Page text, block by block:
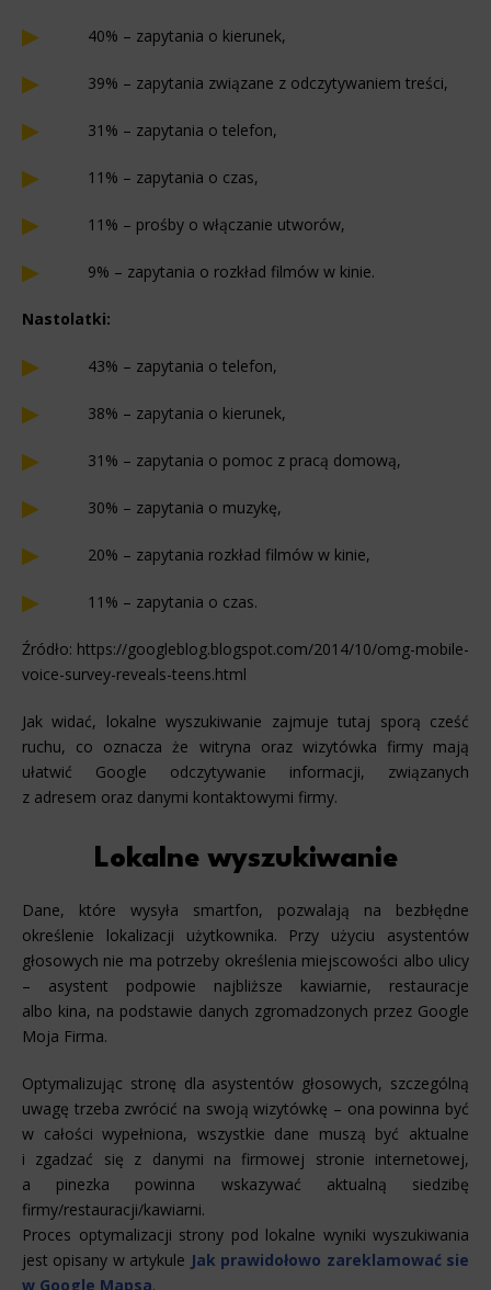
40% – zapytania o kierunek,
39% – zapytania związane z odczytywaniem treści,
31% – zapytania o telefon,
11% – zapytania o czas,
11% – prośby o włączanie utworów,
9% – zapytania o rozkład filmów w kinie.
Nastolatki:
43% – zapytania o telefon,
38% – zapytania o kierunek,
31% – zapytania o pomoc z pracą domową,
30% – zapytania o muzykę,
20% – zapytania rozkład filmów w kinie,
11% – zapytania o czas.
Źródło: https://googleblog.blogspot.com/2014/10/omg-mobile-
voice-survey-reveals-teens.html
Jak widać, lokalne wyszukiwanie zajmuje tutaj sporą cześć
ruchu, co oznacza że witryna oraz wizytówka firmy mają
ułatwić Google odczytywanie informacji, związanych
z adresem oraz danymi kontaktowymi firmy.
Lokalne wyszukiwanie
Dane, które wysyła smartfon, pozwalają na bezbłędne
określenie lokalizacji użytkownika. Przy użyciu asystentów
głosowych nie ma potrzeby określenia miejscowości albo ulicy
– asystent podpowie najbliższe kawiarnie, restauracje
albo kina, na podstawie danych zgromadzonych przez Google
Moja Firma.
Optymalizując stronę dla asystentów głosowych, szczególną
uwagę trzeba zwrócić na swoją wizytówkę – ona powinna być
w całości wypełniona, wszystkie dane muszą być aktualne
i zgadzać się z danymi na firmowej stronie internetowej,
a pinezka powinna wskazywać aktualną siedzibę
firmy/restauracji/kawiarni.
Proces optymalizacji strony pod lokalne wyniki wyszukiwania
jest opisany w artykule Jak prawidołowo zareklamować sie
w Google Mapsa.